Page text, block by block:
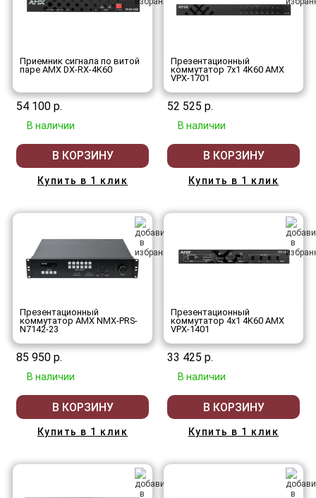
Приемник сигнала по витой
паре AMX DX-RX-4K60
54 100 р.
В наличии
В КОРЗИНУ
Купить в 1 клик
Презентационный
коммутатор 7x1 4K60 AMX
VPX-1701
52 525 р.
В наличии
В КОРЗИНУ
Купить в 1 клик
Презентационный
коммутатор AMX NMX-PRS-
N7142-23
85 950 р.
В наличии
В КОРЗИНУ
Купить в 1 клик
Презентационный
коммутатор 4x1 4K60 AMX
VPX-1401
33 425 р.
В наличии
В КОРЗИНУ
Купить в 1 клик